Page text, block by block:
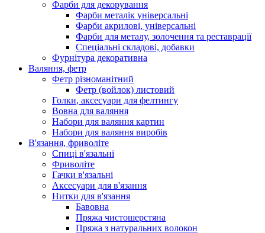
Фарби для декорування
Фарби металік універсальні
Фарби акрилові, універсальні
Фарби для металу, золочення та реставрації
Спеціальні складові, добавки
Фурнітура декоративна
Валяння, фетр
Фетр різноманітний
Фетр (войлок) листовий
Голки, аксесуари для фелтингу
Вовна для валяння
Набори для валяння картин
Набори для валяння виробів
В'язання, фриволіте
Спиці в'язальні
Фриволіте
Гачки в'язальні
Аксесуари для в'язання
Нитки для в'язання
Бавовна
Пряжа чистошерстяна
Пряжа з натуральних волокон